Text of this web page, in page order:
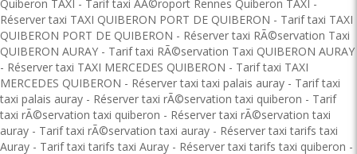
Quiberon TAXI - Tarif taxi AÃ©roport Rennes Quiberon TAXI -
Réserver taxi TAXI QUIBERON PORT DE QUIBERON - Tarif taxi TAXI
QUIBERON PORT DE QUIBERON - Réserver taxi RÃ©servation Taxi
QUIBERON AURAY - Tarif taxi RÃ©servation Taxi QUIBERON AURAY
- Réserver taxi TAXI MERCEDES QUIBERON - Tarif taxi TAXI
MERCEDES QUIBERON - Réserver taxi taxi palais auray - Tarif taxi
taxi palais auray - Réserver taxi rÃ©servation taxi quiberon - Tarif
taxi rÃ©servation taxi quiberon - Réserver taxi rÃ©servation taxi
auray - Tarif taxi rÃ©servation taxi auray - Réserver taxi tarifs taxi
Auray - Tarif taxi tarifs taxi Auray - Réserver taxi tarifs taxi quiberon -